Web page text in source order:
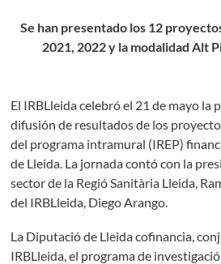
Se han presentado los 12
2021, 2022 y la modalidad Alt
El IRBLleida celebró el 21 de mayo la
difusión de resultados de los
del programa intramural (IREP)
de Lleida. La jornada contó con la
sector de la Regió Sanitària Lleida,
del IRBLleida, Diego Arango.
La Diputació de Lleida cofinancia,
IRBLleida, el programa de